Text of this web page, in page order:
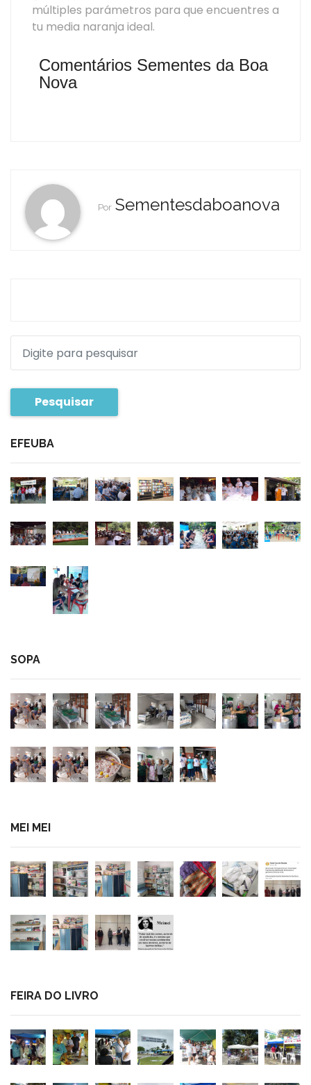
múltiples parámetros para que encuentres a
tu media naranja ideal.
Comentários Sementes da Boa
Nova
Por Sementesdaboanova
Pesquisar
EFEUBA
SOPA
MEI MEI
FEIRA DO LIVRO